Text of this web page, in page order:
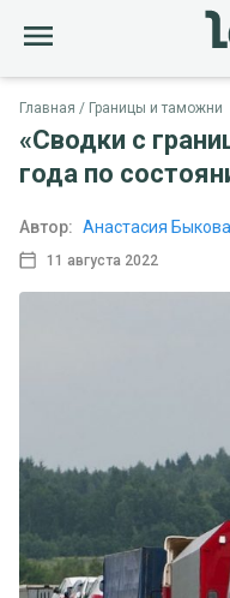
Главная Границы и таможни
«Сводки с
года по
11 августа 2022
Автор: Анастасия Быкова